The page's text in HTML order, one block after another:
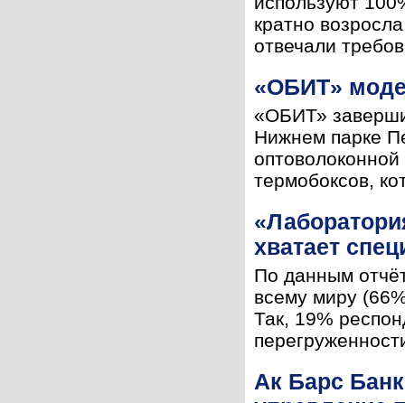
кратно
отвечали
«ОБИТ»
«ОБИТ»
Нижнем парке
термобоксов,
хватает
По данным
всему миру
Так, 19%
Ак Барс